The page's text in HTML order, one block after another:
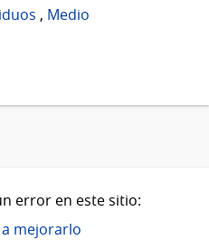
, Medio
error en este sitio:
mejorarlo